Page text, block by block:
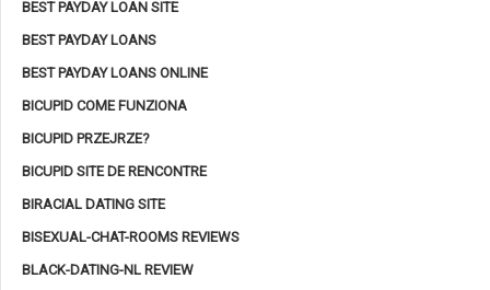
BEST PAYDAY LOAN SITE
BEST PAYDAY LOANS
BEST PAYDAY LOANS ONLINE
BICUPID COME FUNZIONA
BICUPID PRZEJRZE?
BICUPID SITE DE RENCONTRE
BIRACIAL DATING SITE
BISEXUAL-CHAT-ROOMS REVIEWS
BLACK-DATING-NL REVIEW